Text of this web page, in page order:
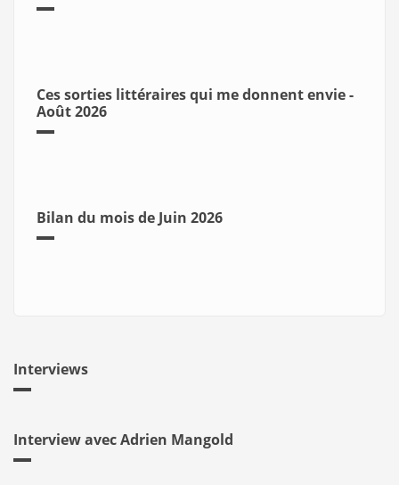
Ces sorties littéraires qui me donnent envie -
Août 2026
Bilan du mois de Juin 2026
Interviews
Interview avec Adrien Mangold